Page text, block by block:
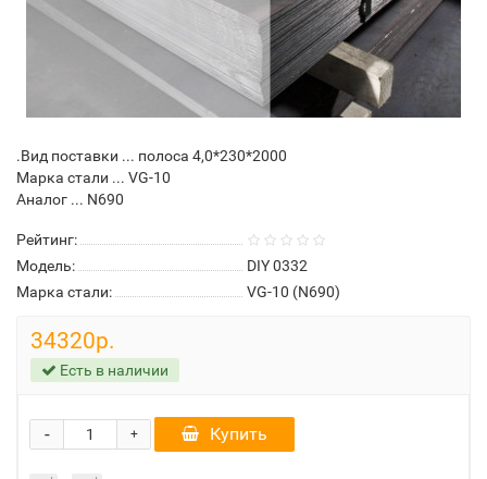
.Вид поставки ... полоса 4,0*230*2000
Марка стали ... VG-10
Аналог ... N690
Рейтинг:
Модель:
DIY 0332
Марка стали:
VG-10 (N690)
34320р.
Есть в наличии
+
- Купить